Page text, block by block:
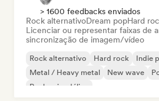
> 1600 feedbacks enviados
Rock alternativoDream popHard
Licenciar ou representar faixas de
sincronização de imagem/vídeo
Rock alternativo Hard rock Indie
Metal / Heavy metal
New wave
Rock psicodélico